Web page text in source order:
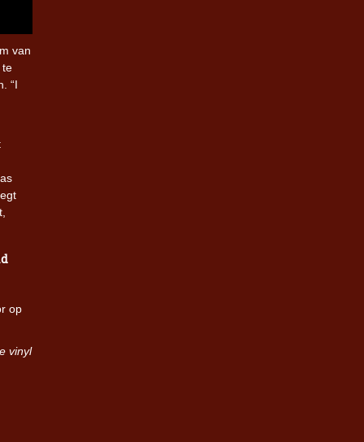
van
te
“I
op
vinyl